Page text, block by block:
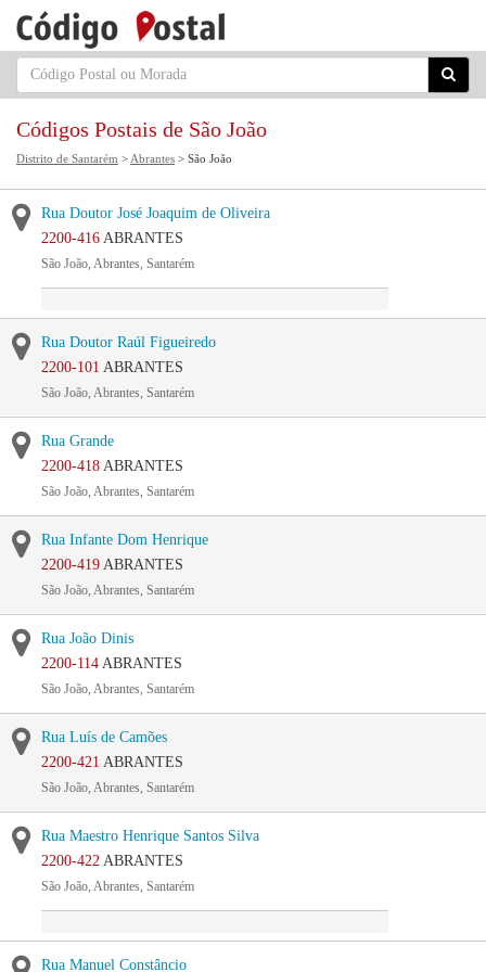
Códigos Postais de São João
Distrito de Santarém > Abrantes > São João
Rua Doutor José Joaquim de Oliveira
2200-416 ABRANTES
São João, Abrantes, Santarém
Rua Doutor Raúl Figueiredo
2200-101 ABRANTES
São João, Abrantes, Santarém
Rua Grande
2200-418 ABRANTES
São João, Abrantes, Santarém
Rua Infante Dom Henrique
2200-419 ABRANTES
São João, Abrantes, Santarém
Rua João Dinis
2200-114 ABRANTES
São João, Abrantes, Santarém
Rua Luís de Camões
2200-421 ABRANTES
São João, Abrantes, Santarém
Rua Maestro Henrique Santos Silva
2200-422 ABRANTES
São João, Abrantes, Santarém
Rua Manuel Constâncio